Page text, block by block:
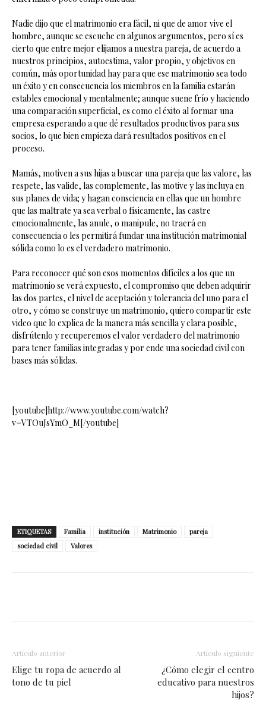
Nadie dijo que el matrimonio era fácil, ni que de amor vive el
hombre, aunque se escuche en algunos argumentos, pero sí es
cierto que entre mejor elijamos a nuestra pareja, de acuerdo a
nuestros principios, autoestima, valor propio, y objetivos en
común, más oportunidad hay para que ese matrimonio sea todo
un éxito y en consecuencia los miembros en la familia estarán
estables emocional y mentalmente; aunque suene frío y haciendo
una comparación superficial, es como el éxito al formar una
empresa esperando a que dé resultados productivos para sus
socios, lo que bien empieza dará resultados positivos en el
proceso.
Mamás, motiven a sus hijas a buscar una pareja que las valore, las
respete, las valide, las complemente, las motive y las incluya en
sus planes de vida; y hagan consciencia en ellas que un hombre
que las maltrate ya sea verbal o físicamente, las castre
emocionalmente, las anule, o manipule, no traerá en
consecuencia o les permitirá fundar una institución matrimonial
sólida como lo es el verdadero matrimonio.
Para reconocer qué son esos momentos difíciles a los que un
matrimonio se verá expuesto, el compromiso que deben adquirir
las dos partes, el nivel de aceptación y tolerancia del uno para el
otro, y cómo se construye un matrimonio, quiero compartir este
video que lo explica de la manera más sencilla y clara posible,
disfrútenlo y recuperemos el valor verdadero del matrimonio
para tener familias integradas y por ende una sociedad civil con
bases más sólidas.
[youtube]http://www.youtube.com/watch?
v=VTOuJsYmO_M[/youtube]
ETIQUETAS Familia institución Matrimonio
pareja
sociedad civil
Valores
Artículo anterior
Elige tu ropa de acuerdo al
tono de tu piel
Artículo siguiente
¿Cómo elegir el centro
educativo para nuestros
hijos?